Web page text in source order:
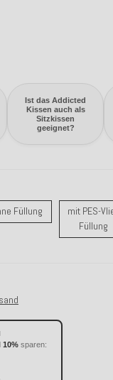
Ist das Addicted
Kissen auch als
Sitzkissen
geeignet?
Füllung ohne Füllung
mit PES-
Füllung
10% sparen: